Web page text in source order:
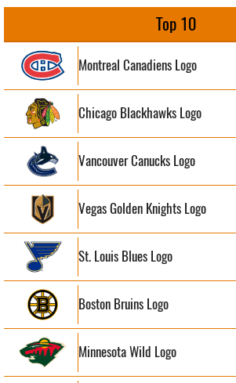
Top 10
Montreal Canadiens Logo
Chicago Blackhawks Logo
Vancouver Canucks Logo
Vegas Golden Knights Logo
St. Louis Blues Logo
Boston Bruins Logo
Minnesota Wild Logo